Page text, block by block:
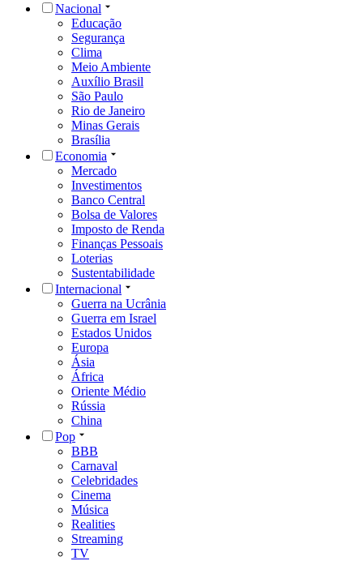
Nacional
Educação
Segurança
Clima
Meio Ambiente
Auxílio Brasil
São Paulo
Rio de Janeiro
Minas Gerais
Brasília
Economia
Mercado
Investimentos
Banco Central
Bolsa de Valores
Imposto de Renda
Finanças Pessoais
Loterias
Sustentabilidade
Internacional
Guerra na Ucrânia
Guerra em Israel
Estados Unidos
Europa
Ásia
África
Oriente Médio
Rússia
China
Pop
BBB
Carnaval
Celebridades
Cinema
Música
Realities
Streaming
TV